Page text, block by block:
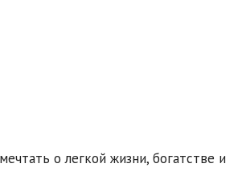
о легкой жизни, богатстве и